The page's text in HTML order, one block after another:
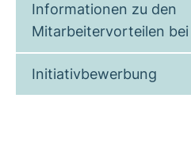
Informationen zu den
Mitarbeitervorteilen bei
Initiativbewerbung